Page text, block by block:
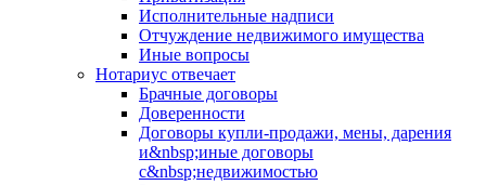
Исполнительные надписи
Отчуждение недвижимого имущества
Иные вопросы
Нотариус отвечает
Брачные договоры
Доверенности
Договоры купли-продажи, мены, дарения
и&nbsp;иные договоры
с&nbsp;недвижимостью